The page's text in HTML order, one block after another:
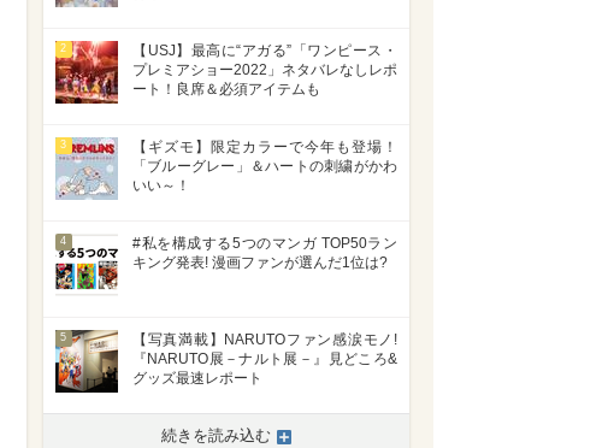
2
【USJ】最高に“アガる”「ワンピース・
プレミアショー2022」ネタバレなしレポ
ート！良席＆必須アイテムも
3
【ギズモ】限定カラーで今年も登場！
「ブルーグレー」＆ハートの刺繍がかわ
いい～！
4
#私を構成する5つのマンガ TOP50ラン
キング発表! 漫画ファンが選んだ1位は?
5
【写真満載】NARUTOファン感涙モノ!
『NARUTO展－ナルト展－』見どころ&
グッズ最速レポート
続きを読み込む